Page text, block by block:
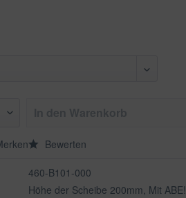
Bewerten
460-B101-000
Höhe der Scheibe 200mm, Mit ABE!